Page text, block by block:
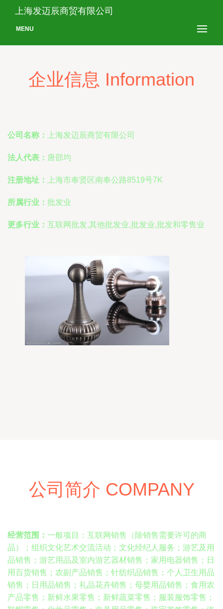
上海发迈辰商贸有限公司
MENU
企业信息 Information
公司名称： 上海发迈辰商贸有限公司
法人代表： 唐邵均
注册地址： 上海市奉贤区南奉公路8519号7K
所属行业： 批发业
更多行业： 互联网批发,其他批发业,批发业,批发和零售业
公司简介 COMPANY
经营范围： 一般项目：互联网销售（除销售需要许可的商
品）；组织文化艺术交流活动；文化经纪人服务；游艺及用
品销售；游艺用品及室内游艺器材销售；家用电器销售；日
用百货销售；农副产品销售；针纺织品销售；个人卫生用品
销售；日用品销售；礼品花卉销售；母婴用品销售；食用农
产品零售；新鲜水果零售；新鲜蔬菜零售；服装服饰零售；